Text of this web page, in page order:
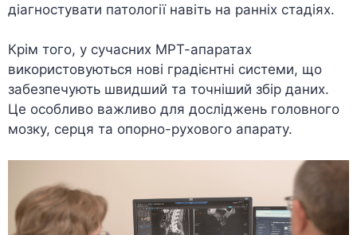
діагностувати патології навіть на ранніх стадіях.
Крім того, у сучасних МРТ-апаратах
використовуються нові градієнтні системи, що
забезпечують швидший та точніший збір даних.
Це особливо важливо для досліджень головного
мозку, серця та опорно-рухового апарату.